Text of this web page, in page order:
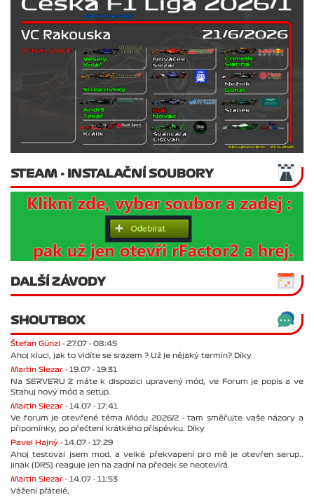
STEAM - INSTALAČNÍ SOUBORY
DALŠÍ ZÁVODY
SHOUTBOX
Štefan Günzl - 27.07 - 08:45
Ahoj kluci, jak to vidíte se srazem ? Už je nějaký termín? Díky
Martin Slezar - 19.07 - 19:31
Na SERVERU 2 máte k dispozici upravený mód, ve Forum je popis a ve
Stahuj nový mód a setup.
Martin Slezar - 14.07 - 17:41
Ve forum je otevřené téma Módu 2026/2 - tam směřujte vaše názory a
připomínky, po přečtení krátkého příspěvku. Díky
Pavel Hajný - 14.07 - 17:29
Ahoj testoval jsem mod. a velké překvapení pro mě je otevřen serup..
jinak (DRS) reaguje jen na zadní na předek se neotevírá.
Martin Slezar - 14.07 - 11:53
Vážení přátelé,